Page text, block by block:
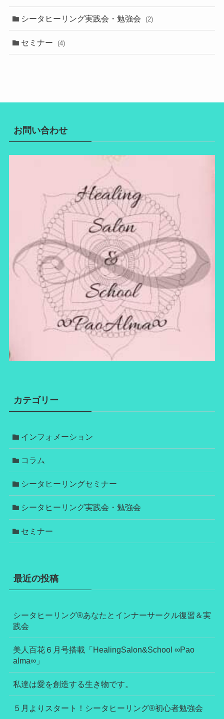
シータヒーリング実践会・勉強会 (2)
セミナー (4)
お問い合わせ
カテゴリー
インフォメーション
コラム
シータヒーリングセミナー
シータヒーリング実践会・勉強会
セミナー
最近の投稿
シータヒーリング®あなたとインナーサークル復習＆実
践会
美人百花６月号搭載「HealingSalon&School ∞Pao
alma∞」
私達は愛を創造する生き物です。
５月よりスタート！シータヒーリング®初心者勉強会